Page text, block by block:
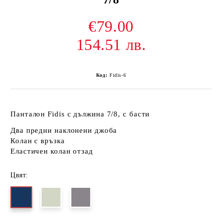
€79.00
154.51 лв.
Код: Fidis-6
Панталон Fidis с дължина 7/8, с басти
Два предни наклонени джоба
Колан с връзка
Еластичен колан отзад
Цвят: